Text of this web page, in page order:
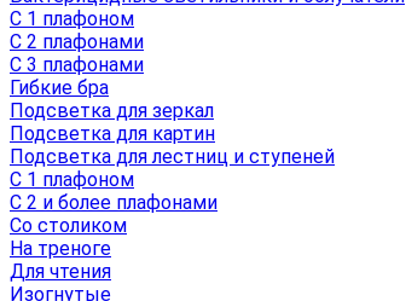
С 1 плафоном
С 2 плафонами
С 3 плафонами
Гибкие бра
Подсветка для зеркал
Подсветка для картин
Подсветка для лестниц и ступеней
С 1 плафоном
С 2 и более плафонами
Со столиком
На треноге
Для чтения
Изогнутые